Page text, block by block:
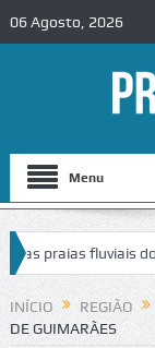
06 Agosto, 2026
Menu
fluviais do concelho
trânsito no IC2 em
INÍCIO REGIÃO
DE GUIMARÃES